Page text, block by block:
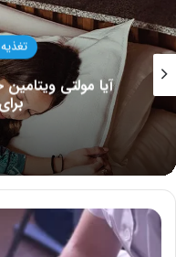
خارش دستگاه
درمان
خانگی